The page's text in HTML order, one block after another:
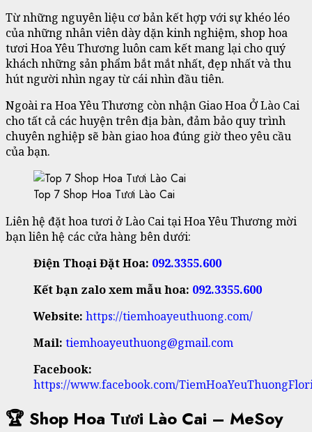
Từ những nguyên liệu cơ bản kết hợp với sự khéo léo
của những nhân viên dày dặn kinh nghiệm, shop hoa
tươi Hoa Yêu Thương luôn cam kết mang lại cho quý
khách những sản phẩm bắt mắt nhất, đẹp nhất và thu
hút người nhìn ngay từ cái nhìn đầu tiên.
Ngoài ra Hoa Yêu Thương còn nhận Giao Hoa Ở Lào Cai
cho tất cả các huyện trên địa bàn, đảm bảo quy trình
chuyên nghiệp sẽ bàn giao hoa đúng giờ theo yêu cầu
của bạn.
Top 7 Shop Hoa Tươi Lào Cai
Liên hệ đặt hoa tươi ở Lào Cai tại Hoa Yêu Thương mời
bạn liên hệ các cửa hàng bên dưới:
Điện Thoại Đặt Hoa: 092.3355.600
Kết bạn zalo xem mẫu hoa: 092.3355.600
Website: https://tiemhoayeuthuong.com/
Mail: tiemhoayeuthuong@gmail.com
Facebook:
https://www.facebook.com/
🏆 Shop Hoa Tươi Lào Cai – MeSoy